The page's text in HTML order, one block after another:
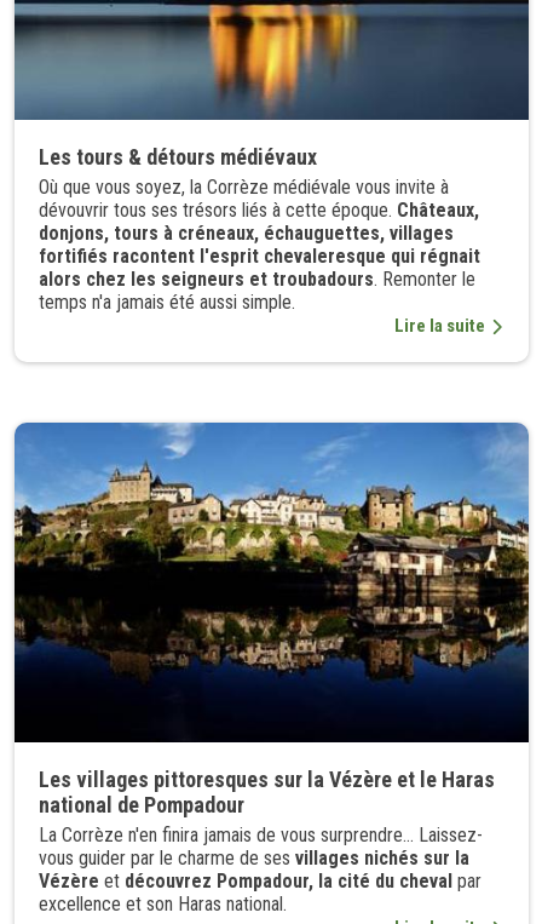
Les tours & détours médiévaux
Où que vous soyez, la Corrèze médiévale vous invite à
dévouvrir tous ses trésors liés à cette époque. Châteaux,
donjons, tours à créneaux, échauguettes, villages
fortifiés racontent l'esprit chevaleresque qui régnait
alors chez les seigneurs et troubadours. Remonter le
temps n'a jamais été aussi simple.
Lire la suite
Les villages pittoresques sur la Vézère et le Haras
national de Pompadour
La Corrèze n'en finira jamais de vous surprendre... Laissez-
vous guider par le charme de ses villages nichés sur la
Vézère et découvrez Pompadour, la cité du cheval par
excellence et son Haras national.